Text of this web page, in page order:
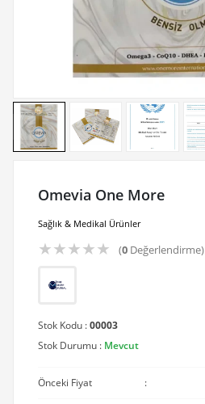
Omevia One More
Sağlık & Medikal Ürünler
★★★★★ (0Değerlendirme)
Stok Kodu :00003
Stok Durumu : Mevcut
Önceki Fiyat :